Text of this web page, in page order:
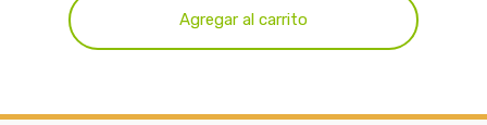
Agregar al carrito